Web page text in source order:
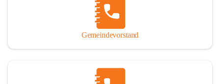
Gemeindevorstand